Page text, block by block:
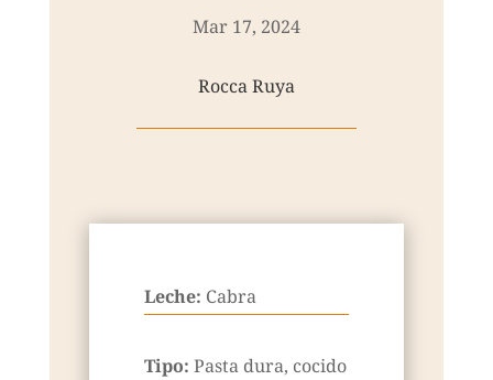
Mar 17, 2024
Rocca Ruya
Leche: Cabra
Tipo: Pasta dura, cocido